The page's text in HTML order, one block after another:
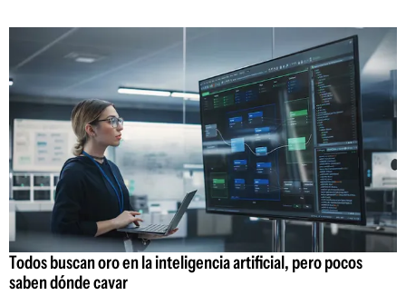
Todos buscan oro en la inteligencia artificial, pero pocos
saben dónde cavar